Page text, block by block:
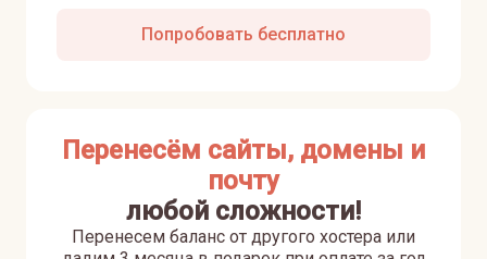
Попробовать бесплатно
Перенесём сайты, домены и
почту
любой сложности!
Перенесем баланс от другого хостера или